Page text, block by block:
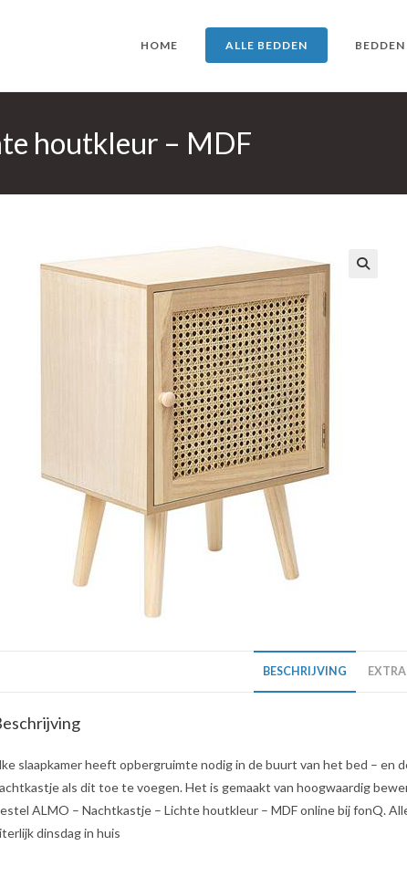
HOME ALLE BEDDEN BEDDEN
houtkleur – MDF
BESCHRIJVING
slaapkamer heeft opbergruimte nodig in de buurt van het bed – en
als dit toe te voegen. Het is gemaakt van hoogwaardig
ALMO – Nachtkastje – Lichte houtkleur – MDF online bij fonQ.
dinsdag in huis